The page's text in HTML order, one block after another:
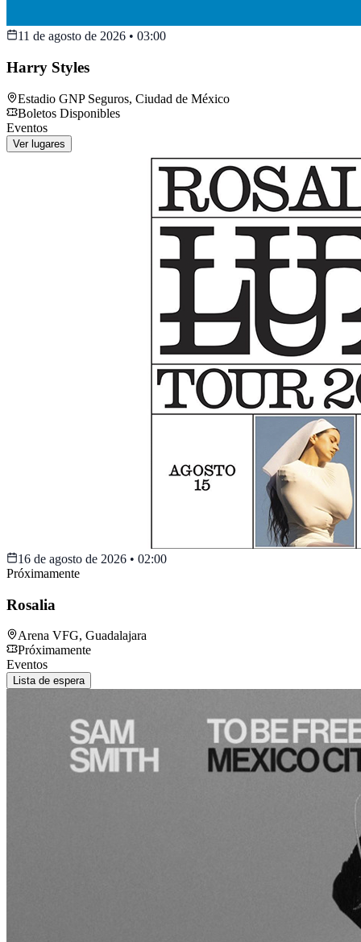
11 de agosto de 2026 • 03:00
Harry Styles
Estadio GNP Seguros, Ciudad de México
Boletos Disponibles
Eventos
Ver lugares
16 de agosto de 2026 • 02:00
Próximamente
Rosalia
Arena VFG, Guadalajara
Próximamente
Eventos
Lista de espera